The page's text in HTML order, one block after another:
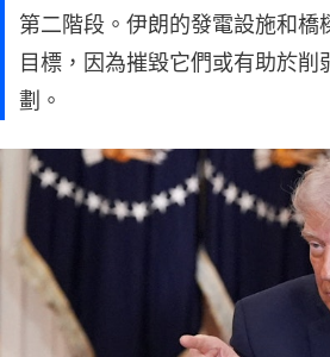
第二階段。伊朗的發電設施和橋
目標，因為摧毀它們或有助於削
劃。